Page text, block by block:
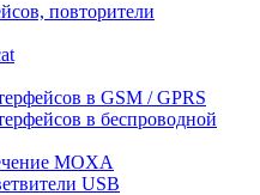
повторители
в GSM / GPRS
в беспроводной
MOXA
USB